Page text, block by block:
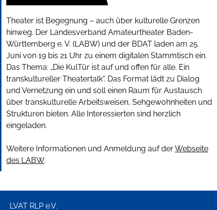
Theater ist Begegnung – auch über kulturelle Grenzen
hinweg. Der Landesverband Amateurtheater Baden-
Württemberg e. V. (LABW) und der BDAT laden am 25.
Juni von 19 bis 21 Uhr zu einem digitalen Stammtisch ein.
Das Thema: „Die KulTür ist auf und offen für alle. Ein
transkultureller Theatertalk“. Das Format lädt zu Dialog
und Vernetzung ein und soll einen Raum für Austausch
über transkulturelle Arbeitsweisen, Sehgewohnheiten und
Strukturen bieten. Alle Interessierten sind herzlich
eingeladen.
Weitere Informationen und Anmeldung auf derWebseite
des LABW.
LVAT RLP e.V.